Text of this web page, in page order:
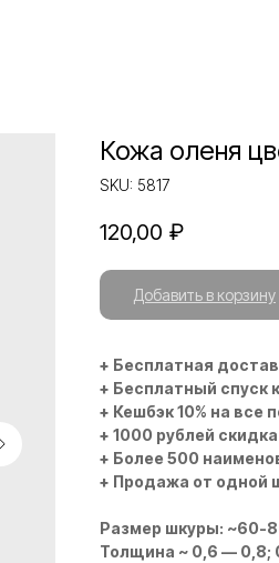
Кожа оленя
SKU: 5817
120,00 ₽
Добавить в корзину
+ Бесплатная
+ Бесплатный спуск
+ Кешбэк 10% на все
+ 1000 рублей
+ Более 500
+ Продажа от одной
Размер шкуры: ~60-
Толщина ~ 0,6 — 0,8;